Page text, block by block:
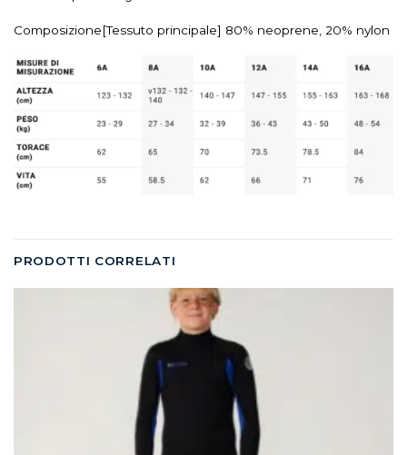
Composizione[Tessuto principale] 80% neoprene, 20% nylon
PRODOTTI CORRELATI